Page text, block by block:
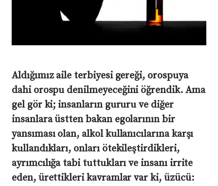
Aldığımız aile terbiyesi gereği, orospuya
dahi orospu denilmeyeceğini öğrendik. Ama
gel gör ki; insanların gururu ve diğer
insanlara üstten bakan egolarının bir
yansıması olan, alkol kullanıcılarına karşı
kullandıkları, onları ötekileştirdikleri,
ayrımcılığa tabi tuttukları ve insanı irrite
eden, ürettikleri kavramlar var ki, üzücü: